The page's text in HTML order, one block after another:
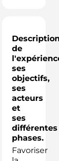
de
ses
objectifs,
ses
acteurs
et
ses
différentes
phases.
Favoriser